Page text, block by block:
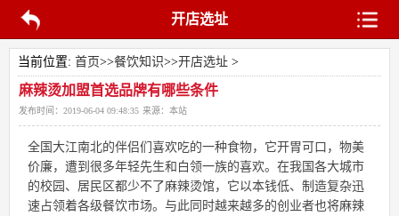
开店选址
当前位置: 首页>>餐饮知识>>开店选址>
麻辣烫加盟首选品牌有哪些条件
发布时间： 2019-06-04 09:48:35 来源： 本站
全国大江南北的伴侣们喜欢吃的一种食物，它开胃可口，物美
价廉，遭到很多年轻先生和白领一族的喜欢。在我国各大城市
的校园、居民区都少不了麻辣烫馆，它以本钱低、制造复杂迅
速占领着各级餐饮市场。与此同时越来越多的创业者也将麻辣